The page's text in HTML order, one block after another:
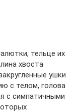
тельце их
хвоста
ушки
с телом, голова
с симпатичными